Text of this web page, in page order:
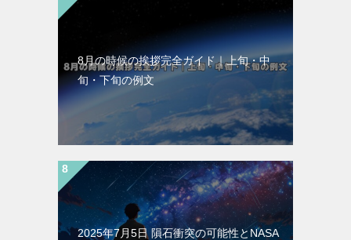
8月の時候の挨拶完全ガイド｜上旬・中
旬・下旬の例文
2025年7月5日 隕石衝突の可能性とNASA